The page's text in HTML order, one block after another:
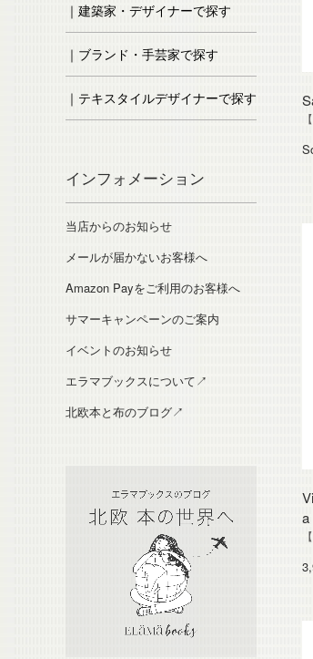
a
｜建築家・デザイナーで探す
｜ブランド・手芸家で探す
｜テキスタイルデザイナーで探す
インフォメーション
当店からのお知らせ
メールが届かないお客様へ
Amazon Payをご利用のお客様へ
サマーキャンペーンのご案内
イベントのお知らせ
エラマブックスについて↗
北欧本と布のブログ↗